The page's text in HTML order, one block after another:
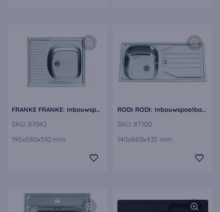
FRANKE FRANKE: Inbouwspoelbak ETN 611-58, roestvrijstaal zijdemat roestvrijstaal 87042
SKU: 87042
195x580x510 mm
RODI RODI: Inbouwspoelbak Okio Line 85 Deep, roestvrijstaal roestvrijstaal 87100
SKU: 87100
140x860x435 mm